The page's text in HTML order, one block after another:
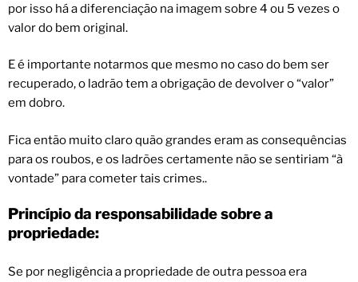
por isso há a diferenciação na imagem sobre 4 ou 5 vezes o
valor do bem original.
E é importante notarmos que mesmo no caso do bem ser
recuperado, o ladrão tem a obrigação de devolver o “valor”
em dobro.
Fica então muito claro quão grandes eram as consequências
para os roubos, e os ladrões certamente não se sentiriam “à
vontade” para cometer tais crimes..
Princípio da responsabilidade sobre a
propriedade:
Se por negligência a propriedade de outra pessoa era